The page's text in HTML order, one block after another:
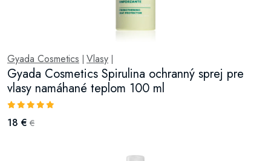
Gyada Cosmetics Vlasy
Gyada Cosmetics Spirulina ochranný sprej pre
vlasy namáhané teplom 100 ml
18 € €